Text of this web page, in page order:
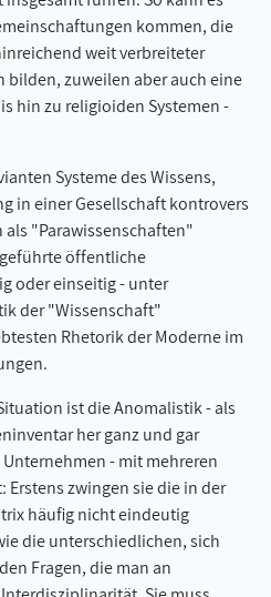
kommen, die
weit verbreiteter
bilden, zuweilen aber auch eine
hin zu religioiden Systemen -
Systeme des Wissens,
in einer Gesellschaft kontrovers
"Parawissenschaften"
öffentliche
oder einseitig - unter
der "Wissenschaft"
Rhetorik der Moderne im
ist die Anomalistik - als
her ganz und gar
- mit mehreren
zwingen sie die in der
häufig nicht eindeutig
die unterschiedlichen, sich
Fragen, die man an